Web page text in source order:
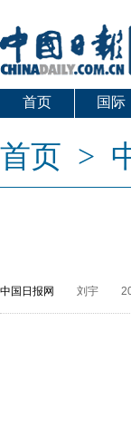
首页 国际
首页 >
中国日报网 刘宇